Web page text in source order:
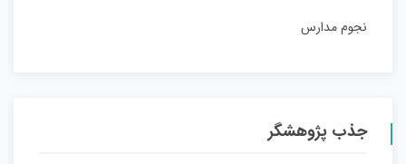
نجوم مدارس
جذب پژوهشگر